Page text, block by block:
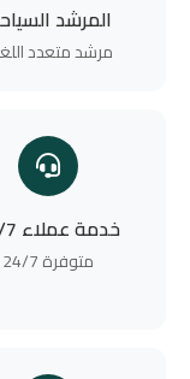
المرشد
مرشد متعدد
خدمة عملاء 24/7
متوفرة 24/7